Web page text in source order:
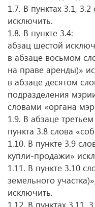
1.7. В пунктах 3.1,
исключить.
1.8. В пункте 3.4:
абзац шестой
в абзаце восьмом
на праве аренды)»
в абзаце десятом
подразделения
словами «органа
1.9. В абзаце
пункта 3.8 слова
1.10. В пункте 3.9
купли-продажи»
1.11. В пункте 3.10
земельного
исключить.